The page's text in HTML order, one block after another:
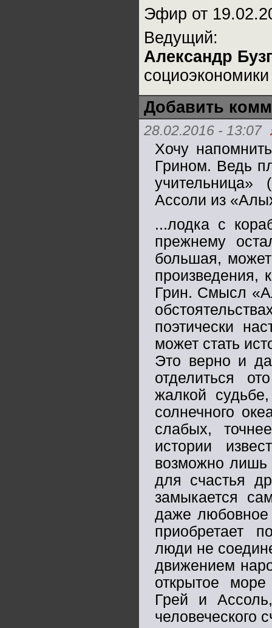
Эфир от
Ведущий:
Александр
Добавить
28.02.2016 - 13:07
Хочу
Грином. Ведь
учительница»
Ассоли из
...лодка с
прежнему
большая,
произведения,
Грин. Смысл
поэтически
может стать
Это верно и
отделиться
жалкой
солнечного
слабых,
истории
возможно лишь
для счастья
замыкается
даже
приобретает
люди не
движением
открытое море
Грей и
человеческого